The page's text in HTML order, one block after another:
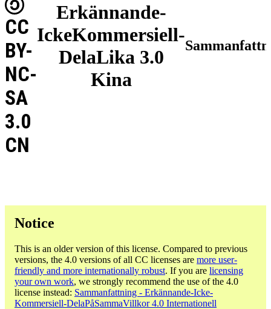
Erkännande-
IckeKommersiell-
DelaLika 3.0
Kina
CC
BY-
NC-
SA
3.0
CN
Notice
This is an older version of this license. Compared to previous
versions, the 4.0 versions of all CC licenses are more user-
friendly and more internationally robust. If you are licensing
your own work, we strongly recommend the use of the 4.0
license instead: Sammanfattning - Erkännande-Icke-
Kommersiell-DelaPåSammaVillkor 4.0 Internationell